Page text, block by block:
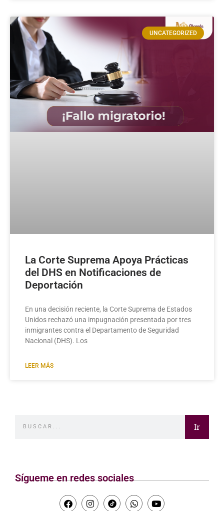
UNCATEGORIZED
La Corte Suprema Apoya Prácticas
del DHS en Notificaciones de
Deportación
En una decisión reciente, la Corte Suprema de Estados
Unidos rechazó una impugnación presentada por tres
inmigrantes contra el Departamento de Seguridad
Nacional (DHS). Los
LEER MÁS
Ir
Sígueme en redes sociales